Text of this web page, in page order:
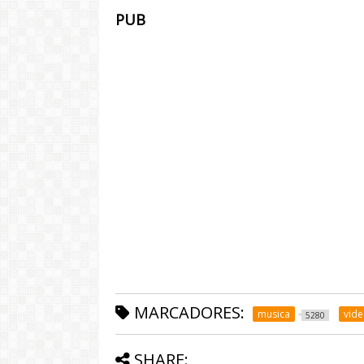
PUB
MARCADORES: musica 5280